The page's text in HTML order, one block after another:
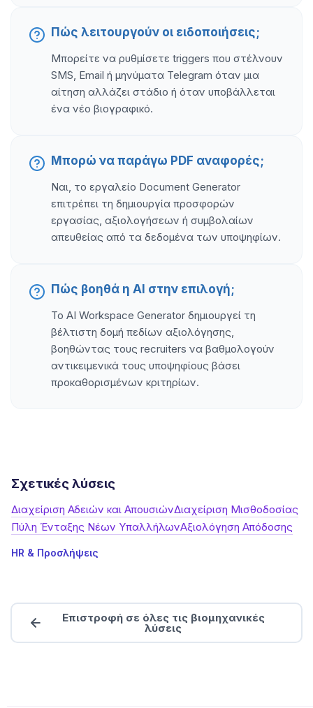
Πώς λειτουργούν οι ειδοποιήσεις;
Μπορείτε να ρυθμίσετε triggers που στέλνουν
SMS, Email ή μηνύματα Telegram όταν μια
αίτηση αλλάζει στάδιο ή όταν υποβάλλεται
ένα νέο βιογραφικό.
Μπορώ να παράγω PDF αναφορές;
Ναι, το εργαλείο Document Generator
επιτρέπει τη δημιουργία προσφορών
εργασίας, αξιολογήσεων ή συμβολαίων
απευθείας από τα δεδομένα των υποψηφίων.
Πώς βοηθά η AI στην επιλογή;
Το AI Workspace Generator δημιουργεί τη
βέλτιστη δομή πεδίων αξιολόγησης,
βοηθώντας τους recruiters να βαθμολογούν
αντικειμενικά τους υποψηφίους βάσει
προκαθορισμένων κριτηρίων.
Σχετικές λύσεις
Διαχείριση Αδειών και ΑπουσιώνΔιαχείριση Μισθοδοσίας
Πύλη Ένταξης Νέων ΥπαλλήλωνΑξιολόγηση Απόδοσης
HR & Προσλήψεις
Επιστροφή σε όλες τις βιομηχανικές
λύσεις